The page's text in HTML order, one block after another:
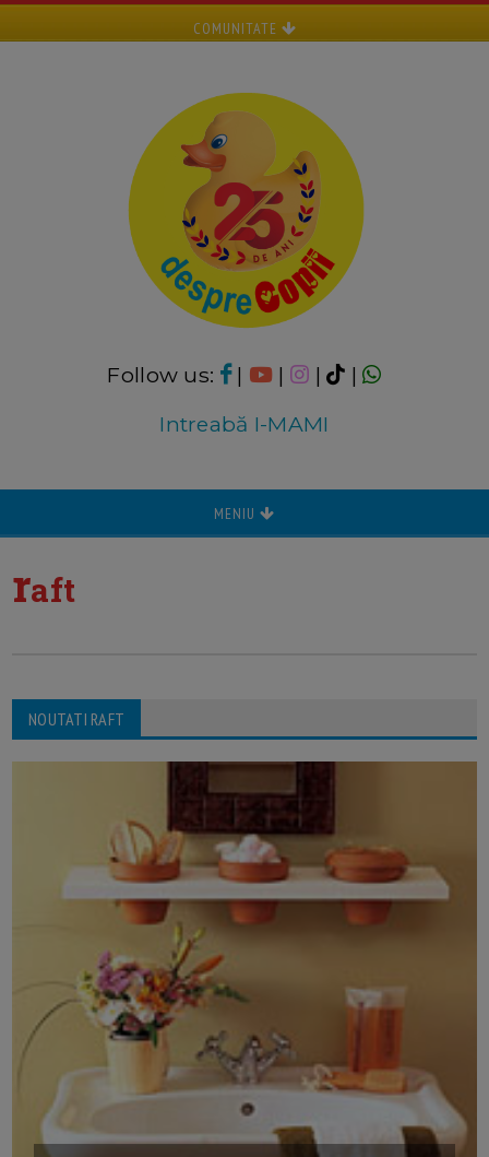
COMUNITATE
Follow us: | | |
|
Intreabă I-MAMI
MENIU
raft
NOUTATI RAFT